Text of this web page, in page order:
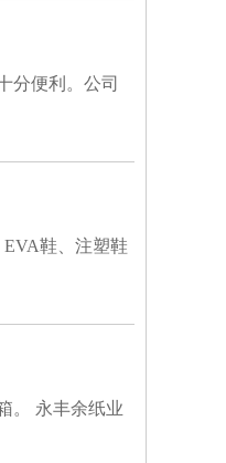
分便利。公司
鞋、注塑鞋
。 永丰余纸业